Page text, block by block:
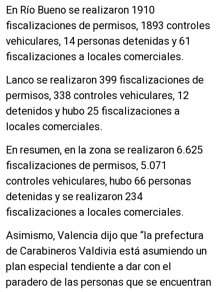
En Río Bueno se realizaron 1910
fiscalizaciones de permisos, 1893 controles
vehiculares, 14 personas detenidas y 61
fiscalizaciones a locales comerciales.
Lanco se realizaron 399 fiscalizaciones de
permisos, 338 controles vehiculares, 12
detenidos y hubo 25 fiscalizaciones a
locales comerciales.
En resumen, en la zona se realizaron 6.625
fiscalizaciones de permisos, 5.071
controles vehiculares, hubo 66 personas
detenidas y se realizaron 234
fiscalizaciones a locales comerciales.
Asimismo, Valencia dijo que “la prefectura
de Carabineros Valdivia está asumiendo un
plan especial tendiente a dar con el
paradero de las personas que se encuentran